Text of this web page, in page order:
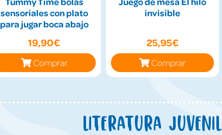
sensoriales con plato
para jugar boca abajo
19,90€
Comprar
invisible
25,95€
Comprar
Literatura juvenil